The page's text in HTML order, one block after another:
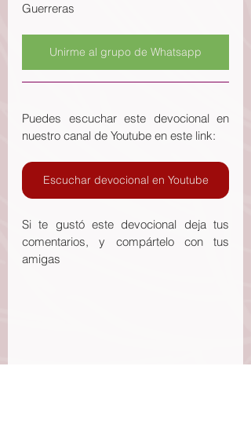
Guerreras
Unirme al grupo de Whatsapp
Puedes escuchar este devocional en
nuestro canal de Youtube en este link:
Escuchar devocional en Youtube
Si te gustó este devocional deja tus
comentarios, y compártelo con tus
amigas